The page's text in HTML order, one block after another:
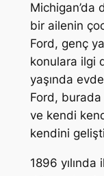
Michigan’da
bir ailenin
Ford, genç
konulara ilgi
yaşında
Ford,
ve kendi
kendini
1896 yılında